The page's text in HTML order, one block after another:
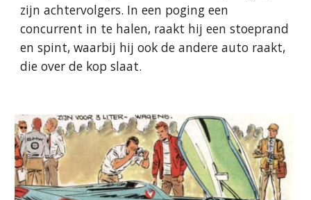
zijn achtervolgers. In een poging een
concurrent in te halen, raakt hij een stoeprand
en spint, waarbij hij ook de andere auto raakt,
die over de kop slaat.